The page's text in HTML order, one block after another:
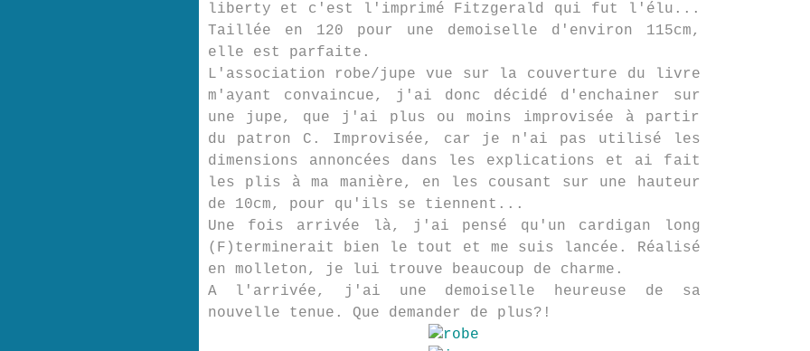
liberty et c'est l'imprimé Fitzgerald qui fut l'élu...
Taillée en 120 pour une demoiselle d'environ 115cm,
elle est parfaite.
L'association robe/jupe vue sur la couverture du livre
m'ayant convaincue, j'ai donc décidé d'enchainer sur
une jupe, que j'ai plus ou moins improvisée à partir
du patron C. Improvisée, car je n'ai pas utilisé les
dimensions annoncées dans les explications et ai fait
les plis à ma manière, en les cousant sur une hauteur
de 10cm, pour qu'ils se tiennent...
Une fois arrivée là, j'ai pensé qu'un cardigan long
(F)terminerait bien le tout et me suis lancée. Réalisé
en molleton, je lui trouve beaucoup de charme.
A l'arrivée, j'ai une demoiselle heureuse de sa
nouvelle tenue. Que demander de plus?!